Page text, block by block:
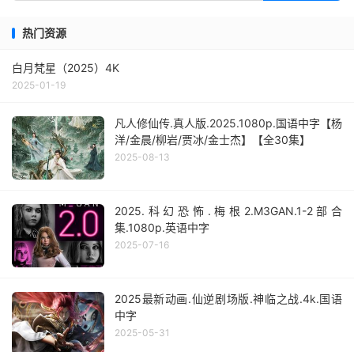
热门资源
白月梵星（2025）4K
2025-01-19
凡人修仙传.真人版.2025.1080p.国语中字【杨
洋/金晨/柳岩/贾冰/金士杰】【全30集】
2025-08-13
2025.科幻恐怖.梅根2.M3GAN.1-2部合
集.1080p.英语中字
2025-07-16
2025最新动画.仙逆剧场版.神临之战.4k.国语
中字
2025-05-31